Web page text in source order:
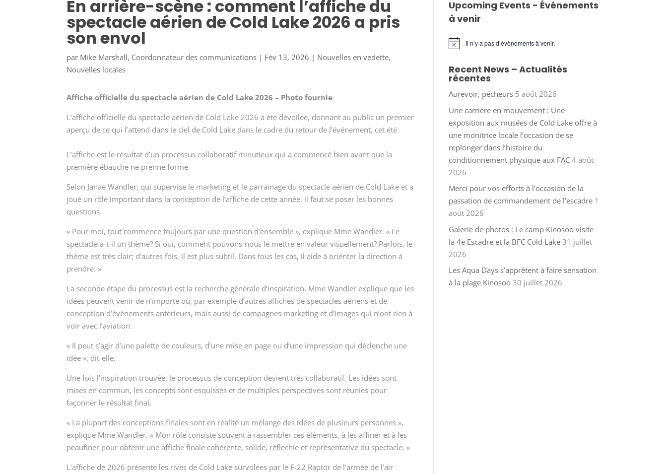
En arrière-scène : comment l’affiche du
spectacle aérien de Cold Lake 2026 a pris
son envol
par Mike Marshall, Coordonnateur des communications | Fév 13, 2026 | Nouvelles en vedette,
Nouvelles locales
Affiche officielle du spectacle aérien de Cold Lake 2026 – Photo fournie
L’affiche officielle du spectacle aérien de Cold Lake 2026 a été dévoilée, donnant au public un premier
aperçu de ce qui l’attend dans le ciel de Cold Lake dans le cadre du retour de l’événement, cet été.
L’affiche est le résultat d’un processus collaboratif minutieux qui a commencé bien avant que la
première ébauche ne prenne forme.
Selon Janae Wandler, qui supervise le marketing et le parrainage du spectacle aérien de Cold Lake et a
joué un rôle important dans la conception de l’affiche de cette année, il faut se poser les bonnes
questions.
« Pour moi, tout commence toujours par une question d’ensemble », explique Mme Wandler. « Le
spectacle a-t-il un thème? Si oui, comment pouvons-nous le mettre en valeur visuellement? Parfois, le
thème est très clair; d’autres fois, il est plus subtil. Dans tous les cas, il aide à orienter la direction à
prendre. »
La seconde étape du processus est la recherche générale d’inspiration. Mme Wandler explique que les
idées peuvent venir de n’importe où, par exemple d’autres affiches de spectacles aériens et de
conception d’événements antérieurs, mais aussi de campagnes marketing et d’images qui n’ont rien à
voir avec l’aviation.
« Il peut s’agir d’une palette de couleurs, d’une mise en page ou d’une impression qui déclenche une
idée », dit-elle.
Une fois l’inspiration trouvée, le processus de conception devient très collaboratif. Les idées sont
mises en commun, les concepts sont esquissés et de multiples perspectives sont réunies pour
façonner le résultat final.
« La plupart des conceptions finales sont en réalité un mélange des idées de plusieurs personnes »,
explique Mme Wandler. « Mon rôle consiste souvent à rassembler ces éléments, à les affiner et à les
peaufiner pour obtenir une affiche finale cohérente, solide, réfléchie et représentative du spectacle. »
L’affiche de 2026 présente les rives de Cold Lake survolées par le F-22 Raptor de l’armée de l’air
Upcoming Events - Événements
à venir
Notice Il n’y a pas d’évènements à venir.
Recent News – Actualités
récentes
Aurevoir, pécheurs 5 août 2026
Une carrière en mouvement : Une
exposition aux musées de Cold Lake offre à
une monitrice locale l’occasion de se
replonger dans l’histoire du
conditionnement physique aux FAC 4 août
2026
Merci pour vos efforts à l’occasion de la
passation de commandement de l’escadre 1
août 2026
Galerie de photos : Le camp Kinosoo visite
la 4e Escadre et la BFC Cold Lake 31 juillet
2026
Les Aqua Days s’apprêtent à faire sensation
à la plage Kinosoo 30 juillet 2026